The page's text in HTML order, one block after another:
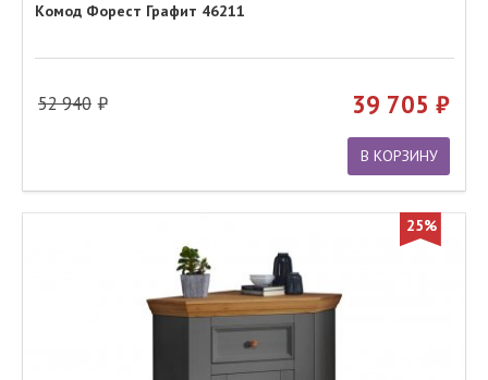
Комод Форест Графит 46211
52 940 39 705
В КОРЗИНУ
25%